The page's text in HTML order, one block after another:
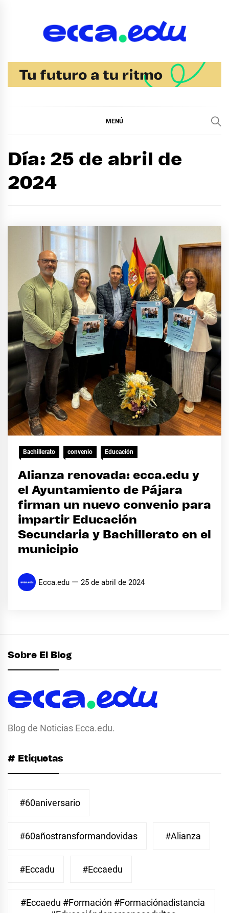
MENÚ
Día: 25 de abril de
2024
Bachillerato convenio Educación
Alianza renovada: ecca.edu y
el Ayuntamiento de Pájara
firman un nuevo convenio para
impartir Educación
Secundaria y Bachillerato en el
municipio
Ecca.edu 25 de abril de 2024
Sobre El Blog
Blog de Noticias Ecca.edu.
# Etiquetas
#60aniversario
#60añostransformandovidas #Alianza
#eccadu #eccaedu
#eccaedu #formación #formaciónadistancia